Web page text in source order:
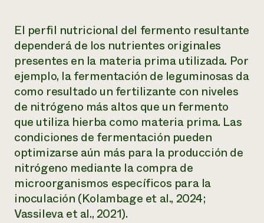
El perfil nutricional del fermento resultante
dependerá de los nutrientes originales
presentes en la materia prima utilizada. Por
ejemplo, la fermentación de leguminosas da
como resultado un fertilizante con niveles
de nitrógeno más altos que un fermento
que utiliza hierba como materia prima. Las
condiciones de fermentación pueden
optimizarse aún más para la producción de
nitrógeno mediante la compra de
microorganismos específicos para la
inoculación (Kolambage et al., 2024;
Vassileva et al., 2021).